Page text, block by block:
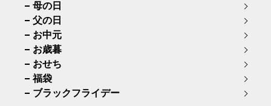
母の日
父の日
お中元
お歳暮
おせち
福袋
ブラックフライデー